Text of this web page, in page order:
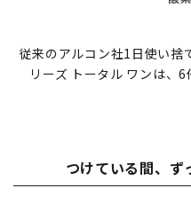
従来のアルコン社1日使い捨
リーズ トータル ワンは、6
つけている間、ず